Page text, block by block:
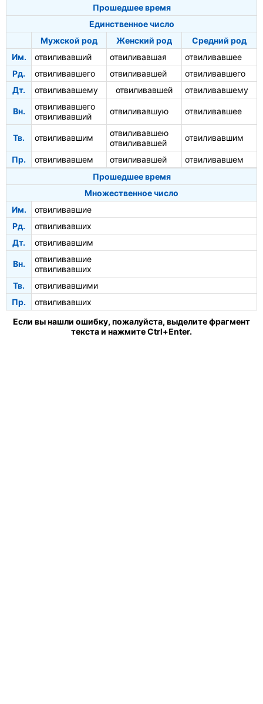
Прошедшее время
Единственное число
Мужской род
Женский род
Средний род
Им.
отвиливавший отвиливавшая
отвиливавшее
Рд.
отвиливавшего отвиливавшей
отвиливавшего
Дт.
отвиливавшему отвиливавшей отвиливавшему
Вн.
отвиливавшего
отвиливавший
отвиливавшую отвиливавшее
Тв. отвиливавшим
отвиливавшею
отвиливавшей
отвиливавшим
Пр. отвиливавшем отвиливавшей
отвиливавшем
Прошедшее время
Множественное число
Им.
отвиливавшие
Рд.
отвиливавших
Дт.
отвиливавшим
Вн.
отвиливавшие
отвиливавших
Тв.
отвиливавшими
Пр.
отвиливавших
Если вы нашли ошибку, пожалуйста, выделите фрагмент
текста и нажмите Ctrl+Enter.